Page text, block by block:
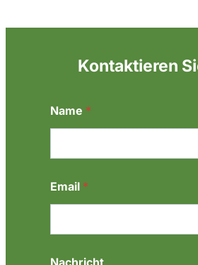
Kontaktieren
a
c
c
h
t
m
i
Name *
Email *
Nachricht